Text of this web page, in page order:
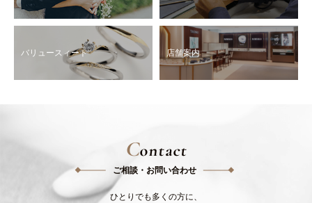
バリュースィート 店舗案内
Contact
ご相談・お問い合わせ
ひとりでも多くの方に、